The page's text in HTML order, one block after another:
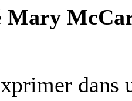
Mary
dans